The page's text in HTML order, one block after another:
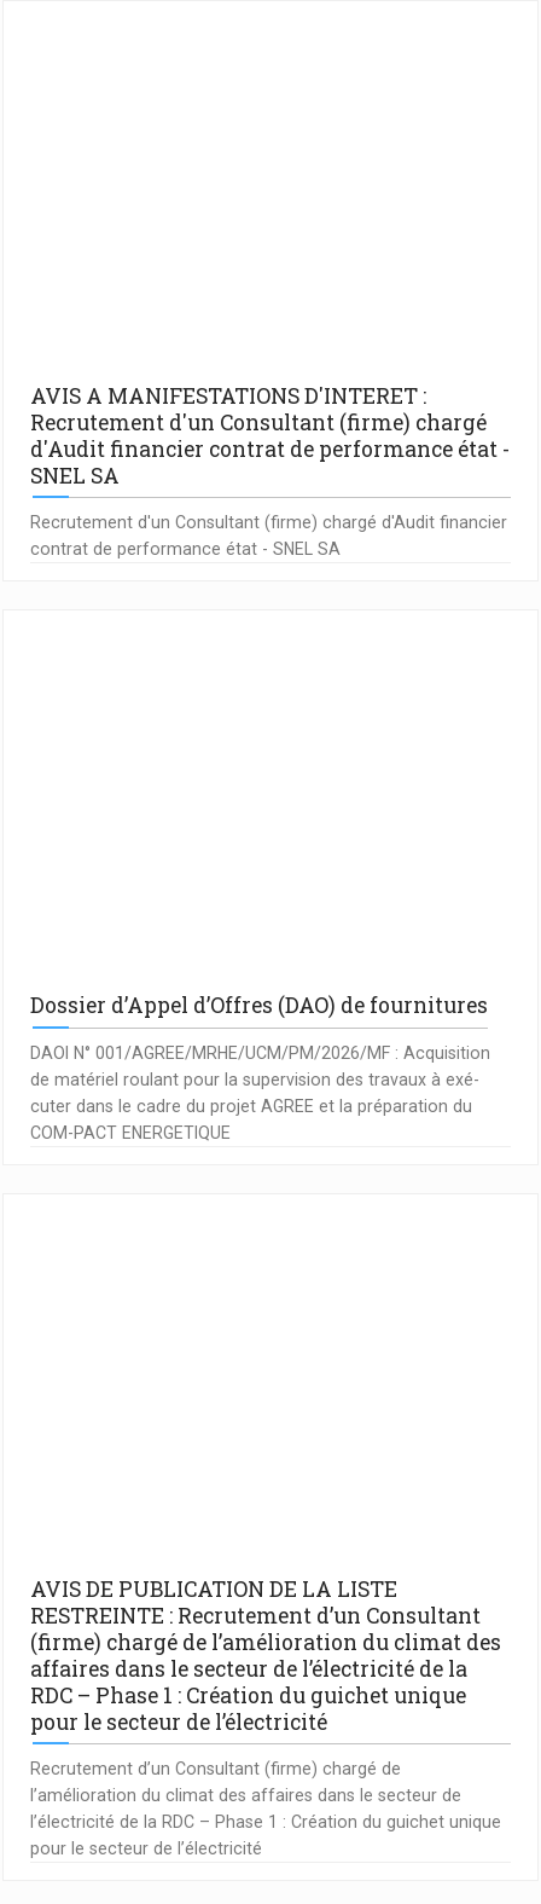
AVIS A MANIFESTATIONS D'INTERET :
Recrutement d'un Consultant (firme) chargé
d'Audit financier contrat de performance état -
SNEL SA
Recrutement d'un Consultant (firme) chargé d'Audit financier
contrat de performance état - SNEL SA
Dossier d’Appel d’Offres (DAO) de fournitures
DAOI N° 001/AGREE/MRHE/UCM/PM/2026/MF : Acquisition
de matériel roulant pour la supervision des travaux à exé-
cuter dans le cadre du projet AGREE et la préparation du
COM-PACT ENERGETIQUE
AVIS DE PUBLICATION DE LA LISTE
RESTREINTE : Recrutement d’un Consultant
(firme) chargé de l’amélioration du climat des
affaires dans le secteur de l’électricité de la
RDC – Phase 1 : Création du guichet unique
pour le secteur de l’électricité
Recrutement d’un Consultant (firme) chargé de
l’amélioration du climat des affaires dans le secteur de
l’électricité de la RDC – Phase 1 : Création du guichet unique
pour le secteur de l’électricité